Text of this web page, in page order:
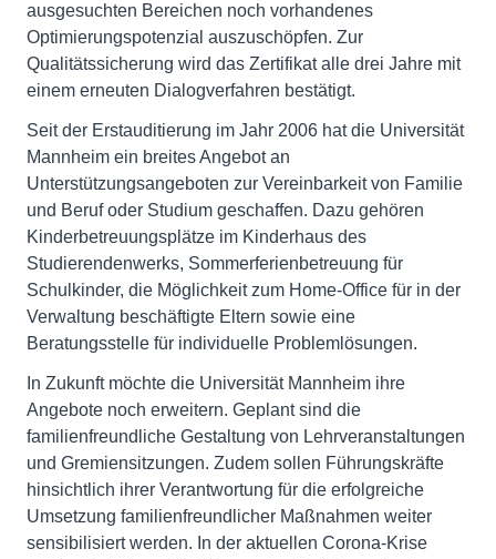
ausgesuchten Bereichen noch vorhandenes
Optimierungspotenzial auszuschöpfen. Zur
Qualitätssicherung wird das Zertifikat alle drei Jahre mit
einem erneuten Dialogverfahren bestätigt.
Seit der Erstauditierung im Jahr 2006 hat die Universität
Mannheim ein breites Angebot an
Unterstützungsangeboten zur Vereinbarkeit von Familie
und Beruf oder Studium geschaffen. Dazu gehören
Kinderbetreuungsplätze im Kinderhaus des
Studierendenwerks, Sommerferienbetreuung für
Schulkinder, die Möglichkeit zum Home-Office für in der
Verwaltung beschäftigte Eltern sowie eine
Beratungsstelle für individuelle Problemlösungen.
In Zukunft möchte die Universität Mannheim ihre
Angebote noch erweitern. Geplant sind die
familienfreundliche Gestaltung von Lehrveranstaltungen
und Gremiensitzungen. Zudem sollen Führungskräfte
hinsichtlich ihrer Verantwortung für die erfolgreiche
Umsetzung familienfreundlicher Maßnahmen weiter
sensibilisiert werden. In der aktuellen Corona-Krise